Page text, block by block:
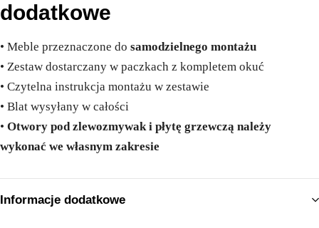
dodatkowe
• Meble przeznaczone do samodzielnego montażu
• Zestaw dostarczany w paczkach z kompletem okuć
• Czytelna instrukcja montażu w zestawie
• Blat wysyłany w całości
• Otwory pod zlewozmywak i płytę grzewczą należy
wykonać we własnym zakresie
Informacje dodatkowe